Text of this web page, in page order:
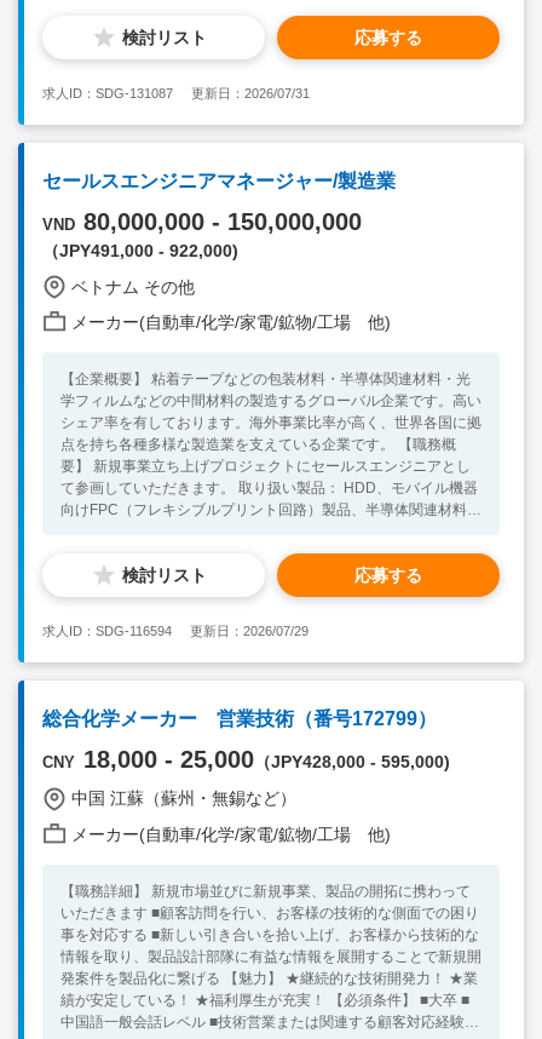
ックや技術要件を社内関連部署へ共有し、製品・サービス改善へ
繋げる 【組織】 全体約13名 （日本人1名） レポートライン：日
本人顧問、タイ人MD 【必須要件】 ・CADを使用した設計実務
日常会話レベル以上（タイ語不問） 【歓迎要件】 ・技術営業経
験がある方
検討リスト 応募する
求人ID：SDG-131087 更新日：2026/07/31
セールスエンジニアマネージャー/製造業
VND 80,000,000 - 150,000,000
（JPY491,000 - 922,000)
ベトナム その他
メーカー(自動車/化学/家電/鉱物/工場 他)
【企業概要】 粘着テープなどの包装材料・半導体関連材料・光
学フィルムなどの中間材料の製造するグローバル企業です。高い
シェア率を有しております。海外事業比率が高く、世界各国に拠
点を持ち各種多様な製造業を支えている企業です。 【職務概
要】 新規事業立ち上げプロジェクトにセールスエンジニアとし
て参画していただきます。 取り扱い製品： HDD、モバイル機器
向けFPC（フレキシブルプリント回路）製品、半導体関連材料、
ント回路）製品、半導体関連材料、光学フィルム等の中間材料
・既存顧客対応（ニーズヒアリング、交渉、調整等） ・監査業
務対応 ・技術部門、製造部門との連携 ・営業部門への技術的な
携わっていただきます。 大手企業が顧客の中心となり、求めら
れる生産品質や安定供給、コストダウン要求等に適宜適切なコミ
ュニケーション、対応を行っていただきます。 技術的な知見を
活かしていただき、新規プロジェクトの成功を目指していただき
ます。 【必須要件】 ・四年制大学卒以上 ・英語ビジネスレベル
以上（社内外にて使用） ・セールスエンジニアとして5年以上の
経験 ・外資系クライアントとのビジネス経験 【歓迎要件】 ・海
外勤務経験 ・同業界での経験 ・新規製品の立ち上げ経験 ・品質
検討リスト 応募する
求人ID：SDG-116594 更新日：2026/07/29
総合化学メーカー 営業技術（番号172799）
CNY 18,000 - 25,000 （JPY428,000 - 595,000)
中国 江蘇（蘇州・無錫など）
メーカー(自動車/化学/家電/鉱物/工場 他)
【職務詳細】 新規市場並びに新規事業、製品の開拓に携わって
いただきます ■顧客訪問を行い、お客様の技術的な側面での困り
事を対応する ■新しい引き合いを拾い上げ、お客様から技術的な
情報を取り、製品設計部隊に有益な情報を展開することで新規開
発案件を製品化に繋げる 【魅力】 ★継続的な技術開発力！ ★業
績が安定している！ ★福利厚生が充実！ 【必須条件】 ■大卒 ■
中国語一般会話レベル ■技術営業または関連する顧客対応経験あ